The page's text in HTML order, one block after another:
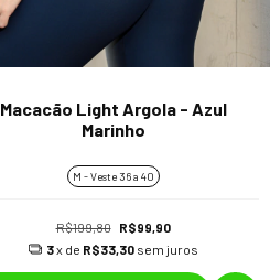
Macacão Light Argola - Azul
Marinho
M - Veste 36 a 40
R$199,80
R$99,90
3x de R$33,30 sem juros